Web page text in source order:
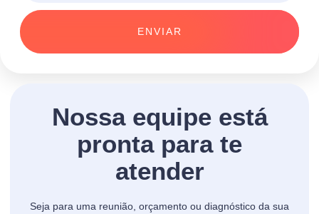
ENVIAR
Nossa equipe está
pronta para te
atender
Seja para uma reunião, orçamento ou diagnóstico da sua